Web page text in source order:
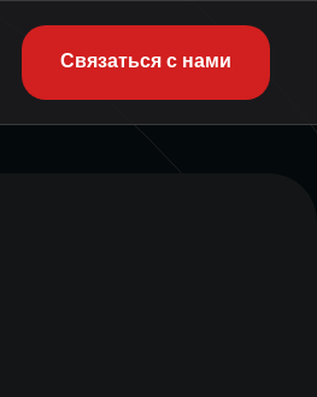
Связаться с нами